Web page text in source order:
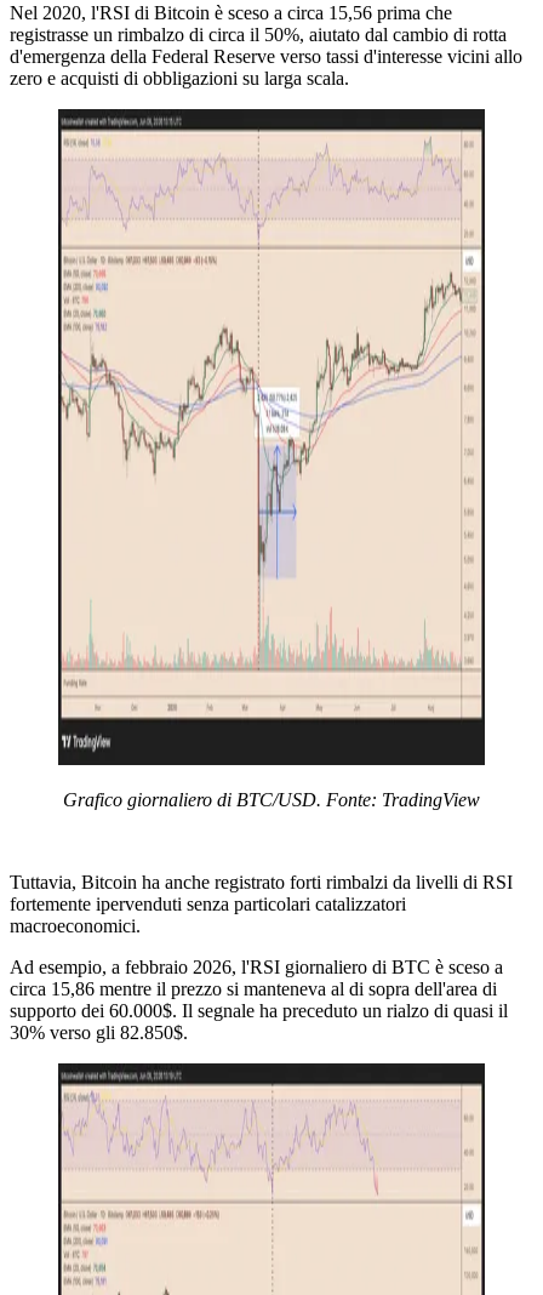
Nel 2020, l'RSI di Bitcoin è sceso a circa 15,56 prima che
registrasse un rimbalzo di circa il 50%, aiutato dal cambio di rotta
d'emergenza della Federal Reserve verso tassi d'interesse vicini allo
zero e acquisti di obbligazioni su larga scala.
Grafico giornaliero di BTC/USD. Fonte: TradingView
Tuttavia, Bitcoin ha anche registrato forti rimbalzi da livelli di RSI
fortemente ipervenduti senza particolari catalizzatori
macroeconomici.
Ad esempio, a febbraio 2026, l'RSI giornaliero di BTC è sceso a
circa 15,86 mentre il prezzo si manteneva al di sopra dell'area di
supporto dei 60.000$. Il segnale ha preceduto un rialzo di quasi il
30% verso gli 82.850$.